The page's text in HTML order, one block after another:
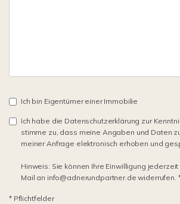
Ich bin Eigentümer einer Immobilie
Ich habe die Datenschutzerklärung zur
stimme zu, dass meine Angaben und Daten
meiner Anfrage elektronisch erhoben und
Hinweis: Sie können Ihre Einwilligung
Mail an info@adnerundpartner.de widerrufen.
* Pflichtfelder